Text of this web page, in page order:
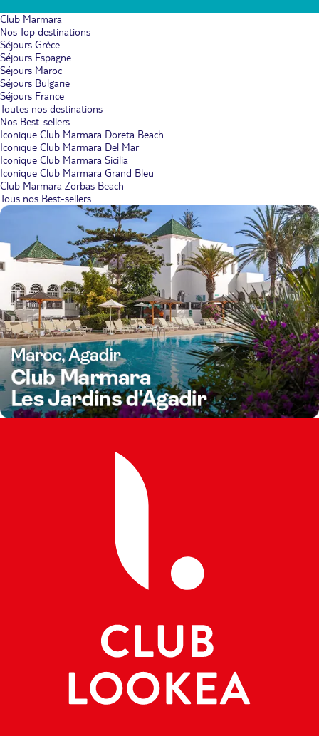
Club Marmara
Nos Top destinations
Séjours Grèce
Séjours Espagne
Séjours Maroc
Séjours Bulgarie
Séjours France
Toutes nos destinations
Nos Best-sellers
Iconique Club Marmara Doreta Beach
Iconique Club Marmara Del Mar
Iconique Club Marmara Sicilia
Iconique Club Marmara Grand Bleu
Club Marmara Zorbas Beach
Tous nos Best-sellers